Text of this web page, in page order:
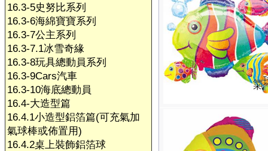
16.3-5史努比系列
16.3-6海綿寶寶系列
16.3-7公主系列
16.3-7.1冰雪奇緣
16.3-8玩具總動員系列
16.3-9Cars汽車
16.3-10海底總動員
16.4-大造型篇
16.4.1小造型鋁箔篇(可充氣加
氣球棒或佈置用)
16.4.2桌上裝飾鋁箔球